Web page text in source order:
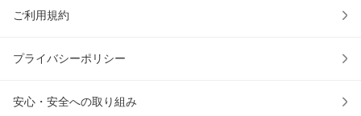
ご利用規約
プライバシーポリシー
安心・安全への取り組み